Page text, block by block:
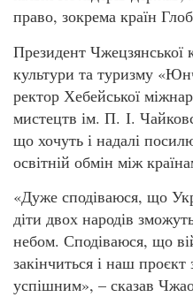
право, зокрема країн
Президент Чжецзянської
культури та туризму
ректор Хебейської
мистецтв ім. П. І.
що хочуть і надалі
освітній обмін між
«Дуже сподіваюся, що
діти двох народів
небом. Сподіваюся, що
закінчиться і наш
успішним», – сказав